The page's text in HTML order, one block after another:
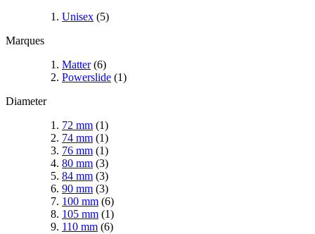
Unisex (5)
Marques
Matter(6)
Powerslide (1)
Diameter
72 mm (1)
74 mm (1)
76 mm (1)
80 mm (3)
84 mm (3)
90 mm (3)
100 mm (6)
105 mm (1)
110 mm (6)